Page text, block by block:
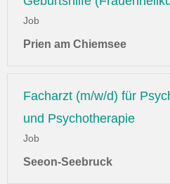
Job
Prien am Chiemsee
Facharzt (m/w/d) für
und Psychotherapie
Job
Seeon-Seebruck